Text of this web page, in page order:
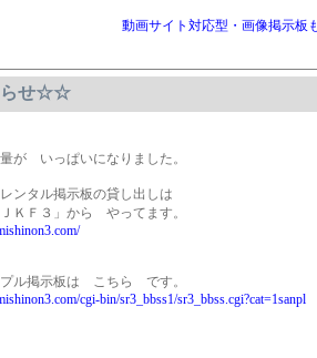
動画サイト対応型・画像掲示板
せ☆☆
が いっぱいになりました。
ンタル掲示板の貸し出しは
ＫＦ３」から やってます。
ル掲示板は こちら です。
cgi-bin/sr3_bbss1/sr3_bbss.cgi?cat=1sanpl